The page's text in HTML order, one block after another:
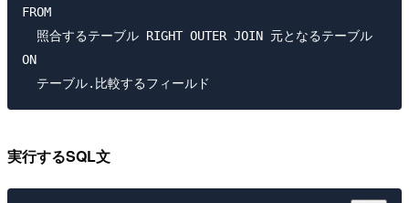
FROM
  照合するテーブル RIGHT OUTER JOIN 元となるテーブル
ON
実行するSQL文